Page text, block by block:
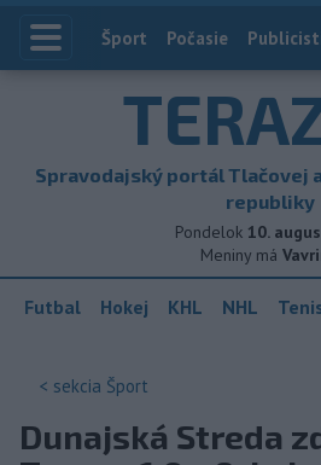
Index
Šport Počasie
Spravodajský portál Tlačovej
republiky
Pondelok 10.
Meniny má
Futbal Hokej KHL NHL
< sekcia Šport
Dunajská Streda